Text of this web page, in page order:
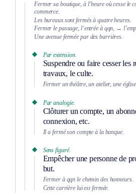
Fermer sa boutique, à l’heure où cesse le
commerce.
Les bureaux sont fermés à quatre heures.
Fermer le passage, l’entrée à qqn, →
Une avenue fermée par des barrières.
Par extension.
Suspendre ou faire cesser les
travaux, le culte.
Fermer un théâtre, un atelier, une
Par analogie.
Clôturer un compte, un
connexion, etc.
Il a fermé son compte à la banque.
Sens figuré.
Empêcher une personne de
but.
Fermer à qqn le chemin des honneurs.
Cette carrière lui est fermée.